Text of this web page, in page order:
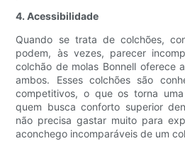
4. Acessibilidade
Quando se trata de colchões,
podem, às vezes, parecer
colchão de molas Bonnell oferece
ambos. Esses colchões são
competitivos, o que os torna
quem busca conforto superior
não precisa gastar muito para
aconchego incomparáveis ​​de um